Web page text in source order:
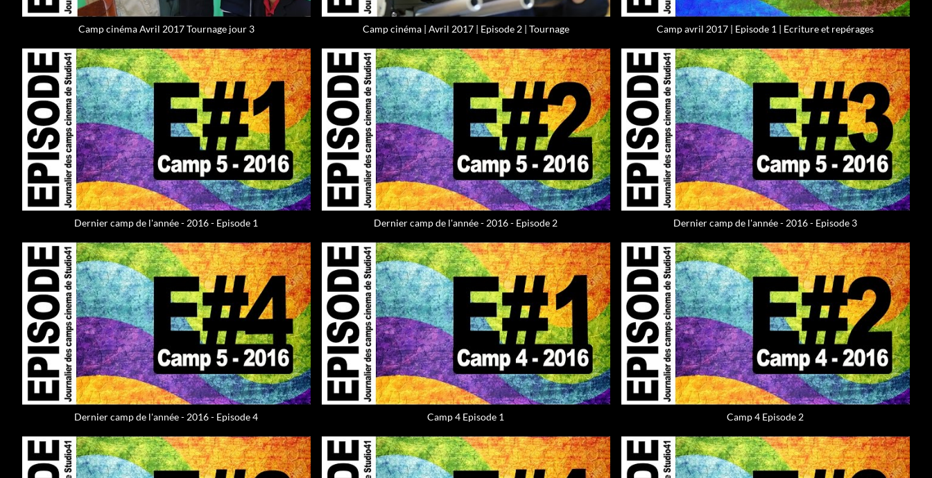
Camp cinéma Avril 2017 Tournage jour 3 Camp cinéma | Avril 2017 | Episode 2 | Tournage Camp avril 2017 | Episode 1 | Ecriture et repérages
Dernier camp de l'année - 2016 - Episode 1 Dernier camp de l'année - 2016 - Episode 2 Dernier camp de l'année - 2016 - Episode 3
Dernier camp de l'année - 2016 - Episode 4 Camp 4 Episode 1 Camp 4 Episode 2